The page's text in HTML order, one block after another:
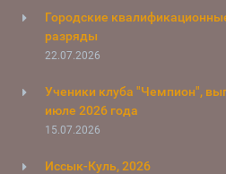
Городские
разряды
22.07.2026
Ученики клуба "Чемпион",
июле 2026 года
15.07.2026
Иссык-Куль, 2026